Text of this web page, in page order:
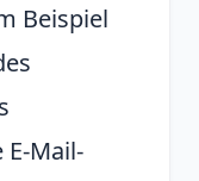
Beispiel
Mail-